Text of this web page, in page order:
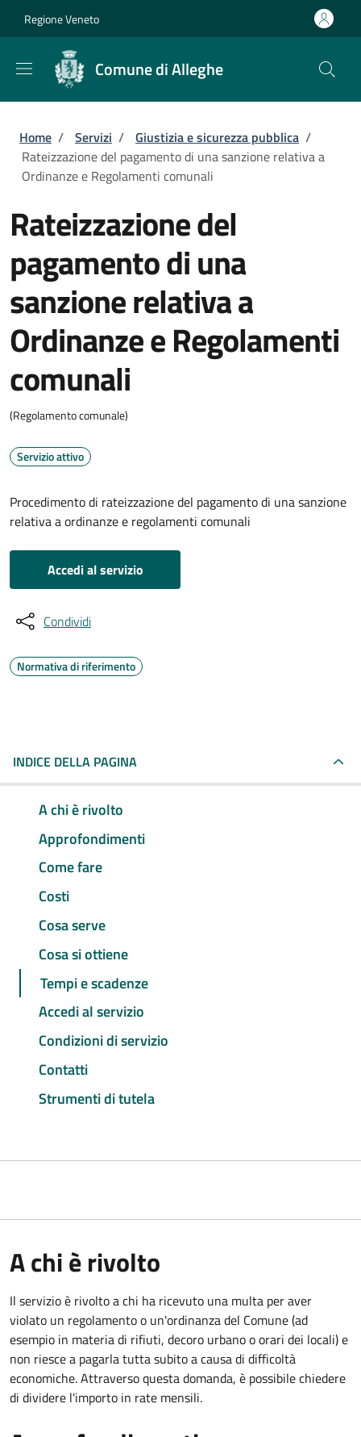
Regione Veneto
Comune di Alleghe
Briciole di pane
Home / Servizi / Giustizia e sicurezza pubblica /
Rateizzazione del pagamento di una sanzione relativa a
Ordinanze e Regolamenti comunali
Rateizzazione del
pagamento di una
sanzione relativa a
Ordinanze e Regolamenti
comunali
(Regolamento comunale)
Servizio attivo
Procedimento di rateizzazione del pagamento di una sanzione
relativa a ordinanze e regolamenti comunali
Accedi al servizio
Condividi
Normativa di riferimento
INDICE DELLA PAGINA
A chi è rivolto
Approfondimenti
Come fare
Costi
Cosa serve
Cosa si ottiene
Tempi e scadenze
Accedi al servizio
Condizioni di servizio
Contatti
Strumenti di tutela
A chi è rivolto
Il servizio è rivolto a chi ha ricevuto una multa per aver
violato un regolamento o un'ordinanza del Comune (ad
esempio in materia di rifiuti, decoro urbano o orari dei locali) e
non riesce a pagarla tutta subito a causa di difficoltà
economiche. Attraverso questa domanda, è possibile chiedere
di dividere l'importo in rate mensili.